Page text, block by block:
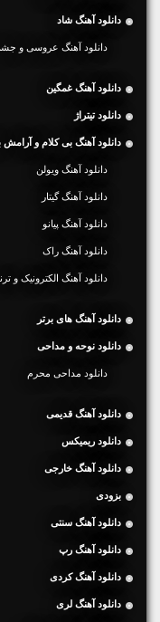
دانلود آهنگ شاد
دانلود آهنگ عروسی و
دانلود آهنگ غمگین
دانلود تیتراژ
دانلود آهنگ بی کلام و
دانلود آهنگ ویولن
دانلود آهنگ گیتار
دانلود آهنگ پیانو
دانلود آهنگ راک
دانلود آهنگ الکترونیک و
دانلود آهنگ های برتر
دانلود نوحه و مداحی
دانلود مداحی محرم
دانلود آهنگ قدیمی
دانلود ریمیکس
دانلود آهنگ خارجی
بزودی
دانلود آهنگ سنتی
دانلود آهنگ رپ
دانلود آهنگ کردی
دانلود آهنگ لری